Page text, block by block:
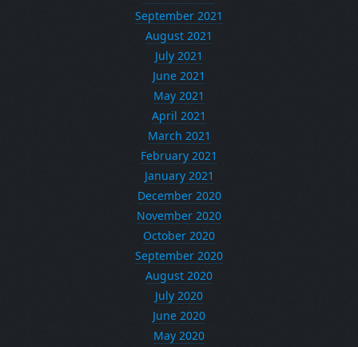
September 2021
August 2021
July 2021
June 2021
May 2021
April 2021
March 2021
February 2021
January 2021
December 2020
November 2020
October 2020
September 2020
August 2020
July 2020
June 2020
May 2020